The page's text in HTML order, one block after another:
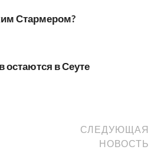
Стармером?
остаются в Сеуте
СЛЕДУЮЩАЯ
НОВОСТЬ